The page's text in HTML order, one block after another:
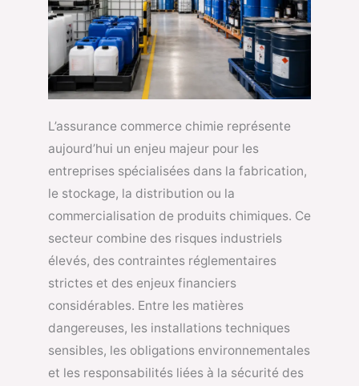
L’assurance commerce chimie représente
aujourd’hui un enjeu majeur pour les
entreprises spécialisées dans la fabrication,
le stockage, la distribution ou la
commercialisation de produits chimiques. Ce
secteur combine des risques industriels
élevés, des contraintes réglementaires
strictes et des enjeux financiers
considérables. Entre les matières
dangereuses, les installations techniques
sensibles, les obligations environnementales
et les responsabilités liées à la sécurité des